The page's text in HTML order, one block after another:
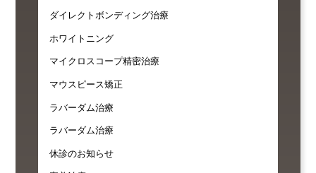
ダイレクトボンディング治療
ホワイトニング
マイクロスコープ精密治療
マウスピース矯正
ラバーダム治療
ラバーダム治療
休診のお知らせ